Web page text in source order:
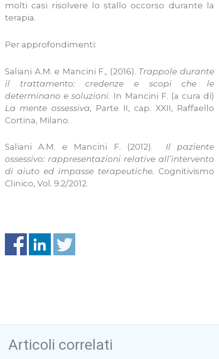
molti casi risolvere lo stallo occorso durante la
terapia.
Per approfondimenti:
Saliani A.M. e Mancini F., (2016). Trappole durante
il trattamento: credenze e scopi che le
determinano e soluzioni. In Mancini F. (a cura di)
La mente ossessiva, Parte II, cap. XXII, Raffaello
Cortina, Milano.
Saliani A.M. e Mancini F. (2012). Il paziente
ossessivo: rappresentazioni relative all’intervento
di aiuto ed impasse terapeutiche. Cognitivismo
Clinico, Vol. 9.2/2012.
Articoli correlati